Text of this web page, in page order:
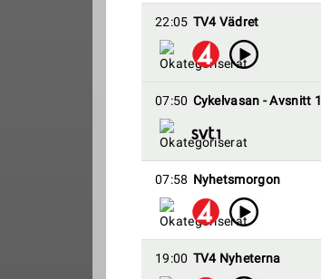
22:05 TV4 Vädret
07:50 Cykelvasan - Avsnitt 1
07:58 Nyhetsmorgon
19:00 TV4 Nyheterna